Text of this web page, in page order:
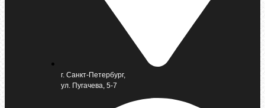
г. Санкт-Петербург,
ул. Пугачева, 5-7